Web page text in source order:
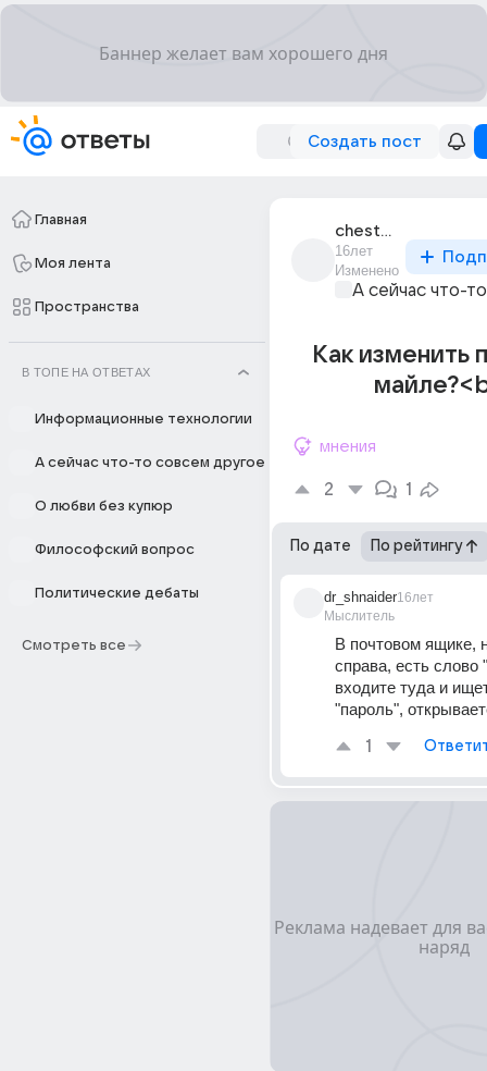
Создать пост
Главная
Моя лента
Пространства
В ТОПЕ НА ОТВЕТАХ
Информационные технологии
А сейчас что-то совсем другое
О любви без купюр
Философский вопрос
Политические дебаты
Смотреть все
chester_395
16лет
Изменено
А сейчас что-
Как изменить
мнения
2 1
По дате По рейтингу
dr_shnaider
Мыслитель
16лет
В почтовом ящике,
справа, есть слово
входите туда и
"пароль",
1